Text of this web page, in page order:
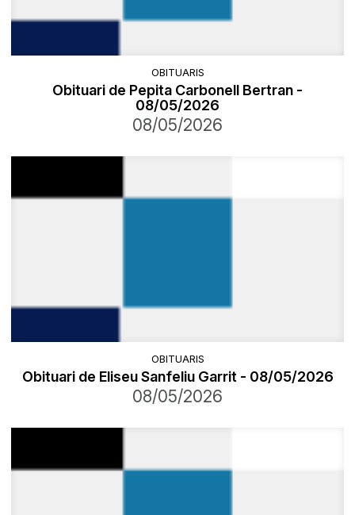
OBITUARIS
Obituari de Pepita Carbonell Bertran -
08/05/2026
08/05/2026
OBITUARIS
Obituari de Eliseu Sanfeliu Garrit - 08/05/2026
08/05/2026